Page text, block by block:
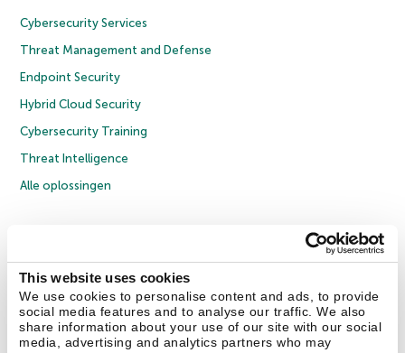
This website uses cookies
We use cookies to personalise content and ads, to provide
social media features and to analyse our traffic. We also
share information about your use of our site with our social
media, advertising and analytics partners who may
Cybersecurity Services
Threat Management and Defense
Endpoint Security
Hybrid Cloud Security
Cybersecurity Training
Threat Intelligence
Alle oplossingen
Privacybeleid
Licentieovereenkomst B2B
Cookies
Contact Us Over ons Partners Blog Resource Center
Persberichten
Vertrouwen in Kaspersky